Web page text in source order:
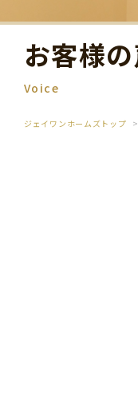
お客様
Voice
ジェイワンホームズトップ